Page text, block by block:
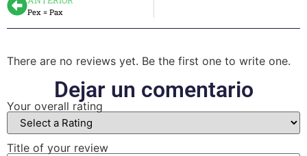
Pex = Pax
There are no reviews yet. Be the first one to write one.
Dejar un comentario
Your overall rating
Title of your review